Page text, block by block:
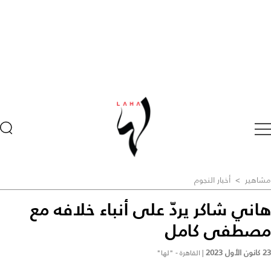
مشاهير > أخبار النجوم
هاني شاكر يردّ على أنباء خلافه مع
مصطفى كامل
23 كانون الأول 2023 | القاهرة - "لها"